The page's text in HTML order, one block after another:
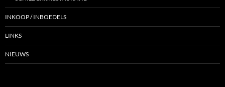
INKOOP / INBOEDELS
LINKS
NIEUWS